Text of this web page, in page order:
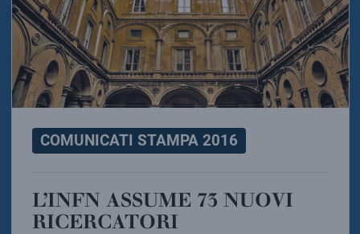
COMUNICATI STAMPA 2016
L’INFN ASSUME 73 NUOVI
RICERCATORI